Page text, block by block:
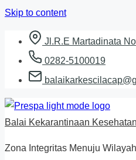
Skip to content
Jl.R.E Martadinata
0282-5100019
Balai Kekarantinaan
Zona Integritas Menuju